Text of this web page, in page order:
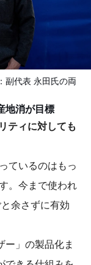
副代表 永田氏の両
地消が目標
ティに対しても
ているのはもっ
。今まで使われ
余さずに有効
ー」の製品化ま